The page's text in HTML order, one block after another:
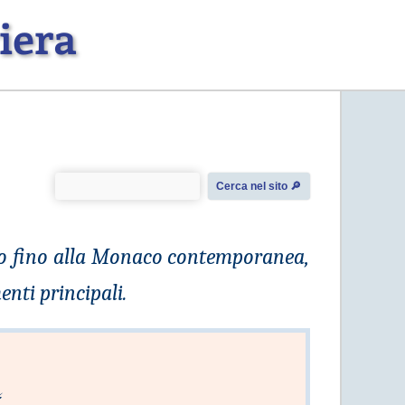
Cerca nel sito 🔎︎
fino alla Monaco contemporanea,
principali.